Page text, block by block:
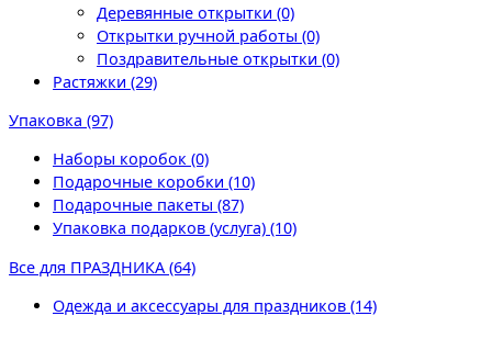
Деревянные открытки (0)
Открытки ручной работы (0)
Поздравительные открытки (0)
Растяжки (29)
Упаковка (97)
Наборы коробок (0)
Подарочные коробки (10)
Подарочные пакеты (87)
Упаковка подарков (услуга) (10)
Все для ПРАЗДНИКА (64)
Одежда и аксессуары для праздников (14)